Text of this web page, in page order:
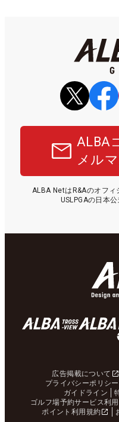
ALBA
メル
ALBA NetはR&Aのオフ
USLPGAの日本
広告掲載について
プライバシーポリシー
ガイドライン
ゴルフ場予約サービス利
ポイント利用規約